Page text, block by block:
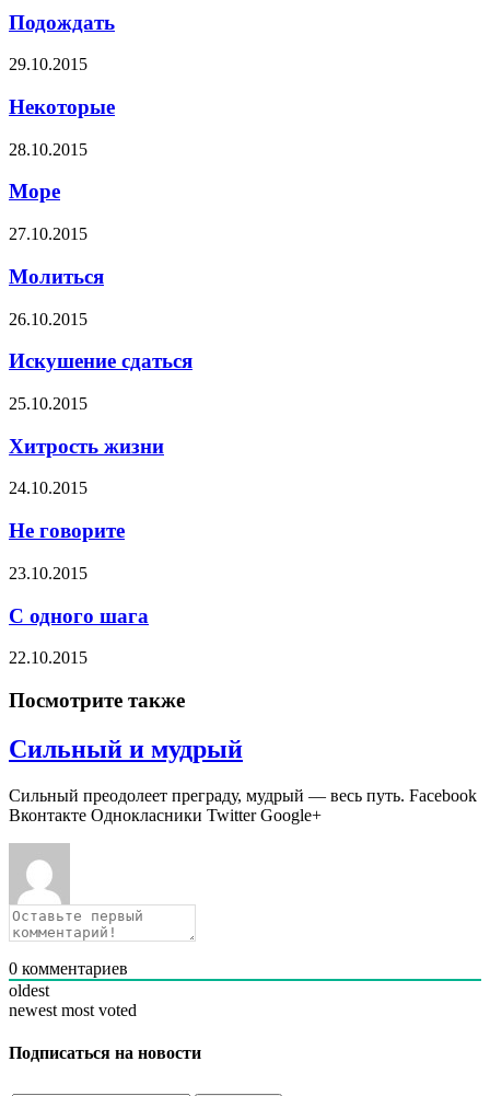
Подождать
29.10.2015
Некоторые
28.10.2015
Море
27.10.2015
Молиться
26.10.2015
Искушение сдаться
25.10.2015
Хитрость жизни
24.10.2015
Не говорите
23.10.2015
С одного шага
22.10.2015
Посмотрите также
Сильный и мудрый
Сильный преодолеет преграду, мудрый — весь путь. Facebook
Вконтакте Однокласники Twitter Google+
0 комментариев
oldest
newest most voted
Подписаться на новости